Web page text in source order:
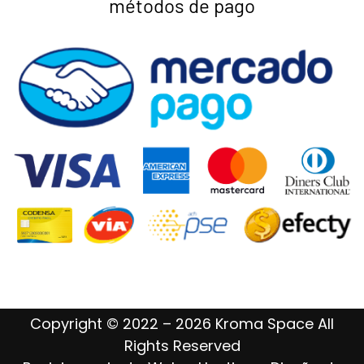
métodos de pago
Copyright © 2022 – 2026 Kroma Space All
Rights Reserved